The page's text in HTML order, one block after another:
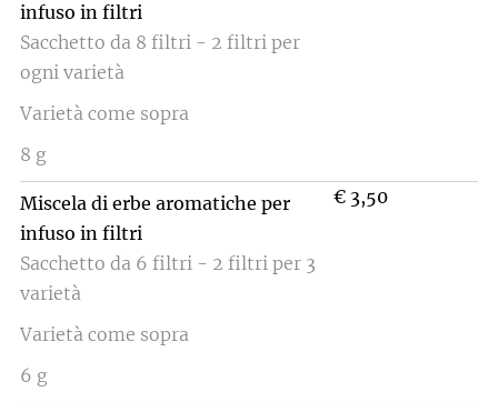
infuso in filtri
Sacchetto da 8 filtri - 2 filtri per
ogni varietà
Varietà come sopra
8 g
Miscela di erbe aromatiche per
infuso in filtri
Sacchetto da 6 filtri - 2 filtri per 3
varietà
Varietà come sopra
6 g
€ 3,50